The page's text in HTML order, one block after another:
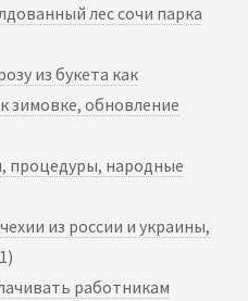
лес сочи парка
из букета как
зимовке, обновление
процедуры, народные
из россии и украины,
работникам